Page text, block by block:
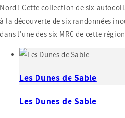
Nord ! Cette collection de six
à la découverte de six randonnées
dans l'une des six MRC de cette
Les Dunes de Sable
Les Dunes de Sable